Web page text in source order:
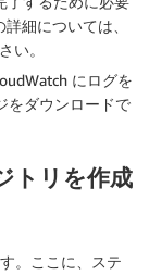
細については、
い。
にログを
をダウンロードで
トリを作成
。ここに、ステ